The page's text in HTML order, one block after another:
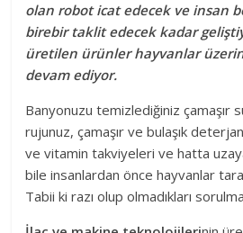
olan robot icat edecek ve insan
birebir taklit edecek kadar
üretilen ürünler hayvanlar
devam ediyor.
Banyonuzu temizlediğiniz çamaşır
rujunuz, çamaşır ve bulaşık
ve vitamin takviyeleri ve hatta
bile insanlardan önce hayvanlar
Tabii ki razı olup olmadıkları